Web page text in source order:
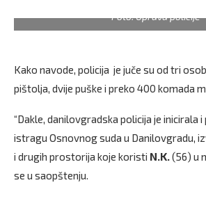
Foto: Uprava policije
Kako navode, policija je juče su od tri
pištolja, dvije puške i preko 400 komada
“Dakle, danilovgradska policija je inicirala
istragu Osnovnog suda u Danilovgradu,
i drugih prostorija koje koristi N.K.(56) u
se u saopštenju.